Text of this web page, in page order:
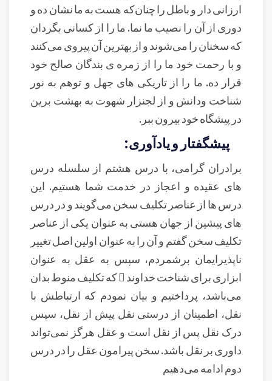
ارزانی دار و باطل را چنان‌که هست به ما نشان ده و
دوری از آن را نصیب ما نما. ما را از کسانی بگردان
که سخنان را می‌شوند و از بهترین آن پیروی می‌کنند
و با رحمت خود ما را از زمره ی بندگان صالح خود
قرار ده. ما را از تاریکی های جهل و توهم به نور
شناخت ودانش و از لجنزار شهوت به بهشت برین
در پیشگاه خود بیرون ببر.
پیشگفتار و یادآوری:
برادران گرامی، با درس هشتم از سلسله درس
های عقیده و اعجاز در خدمت شما هستیم. این
درس ها از عناصر تکلیف سخن می‌گویند و در درس
های پیشین از جهان هستی به عنوان یکی از عناصر
تکلیف سخن گفتم و آن را به عنوان اولین اصل تغییر
ناپذیرایمان برشمردم، سپس به عقل به عنوان
ابزاری برای شناخت خداوند  که تکلیف منوط بدان
می‌باشد، پرداختیم و بیان نمودم که ارتباطش با
نقل، اطمینان از درستی نقل پیش از نقل، سپس
درک نقل پس از نقل است و عقل هرگز نمی‌تواند
داوری بر نقل باشد. سخن پیرامون عقل را در درس
دوم ادامه می‌دهیم